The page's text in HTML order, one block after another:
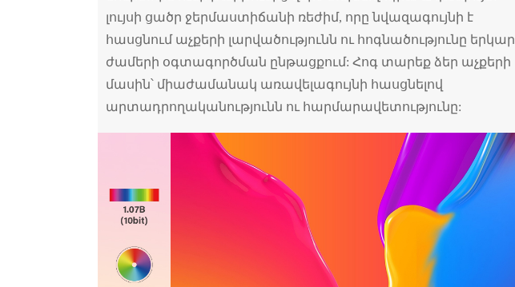
լույսի ցածր ջերմաստիճանի ռեժիմ, որը նվազագույնի է
հասցնում աչքերի լարվածությունն ու հոգնածությունը երկար
ժամերի օգտագործման ընթացքում: Հոգ տարեք ձեր աչքերի
մասին՝ միաժամանակ առավելագույնի հասցնելով
արտադրողականությունն ու հարմարավետությունը: